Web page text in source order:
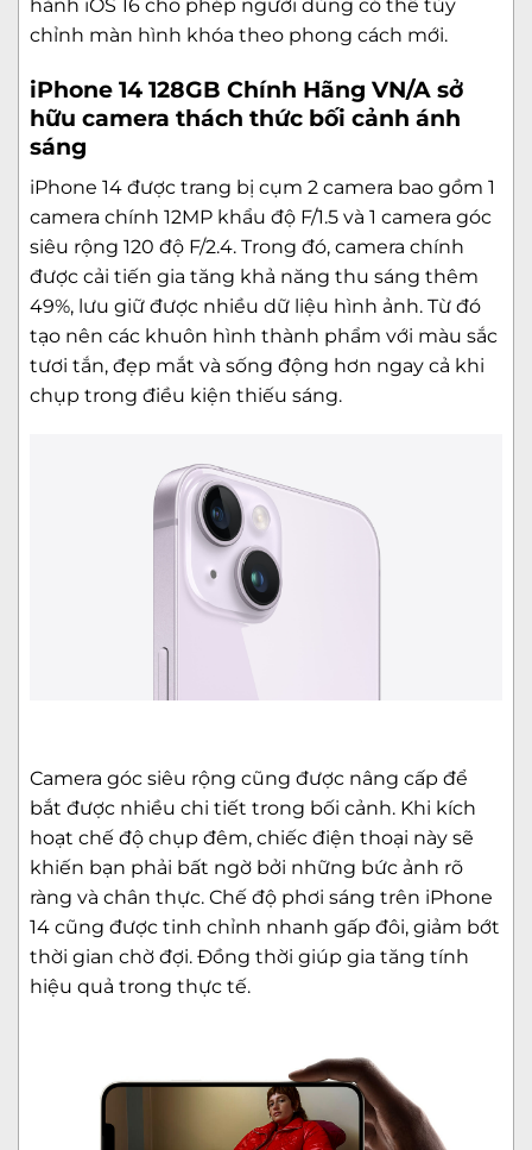
hành iOS 16 cho phép người dùng có thể tùy
chỉnh màn hình khóa theo phong cách mới.
iPhone 14 128GB Chính Hãng VN/A sở
hữu camera thách thức bối cảnh ánh
sáng
iPhone 14 được trang bị cụm 2 camera bao gồm 1
camera chính 12MP khẩu độ F/1.5 và 1 camera góc
siêu rộng 120 độ F/2.4. Trong đó, camera chính
được cải tiến gia tăng khả năng thu sáng thêm
49%, lưu giữ được nhiều dữ liệu hình ảnh. Từ đó
tạo nên các khuôn hình thành phẩm với màu sắc
tươi tắn, đẹp mắt và sống động hơn ngay cả khi
chụp trong điều kiện thiếu sáng.
Camera góc siêu rộng cũng được nâng cấp để
bắt được nhiều chi tiết trong bối cảnh. Khi kích
hoạt chế độ chụp đêm, chiếc điện thoại này sẽ
khiến bạn phải bất ngờ bởi những bức ảnh rõ
ràng và chân thực. Chế độ phơi sáng trên iPhone
14 cũng được tinh chỉnh nhanh gấp đôi, giảm bớt
thời gian chờ đợi. Đồng thời giúp gia tăng tính
hiệu quả trong thực tế.